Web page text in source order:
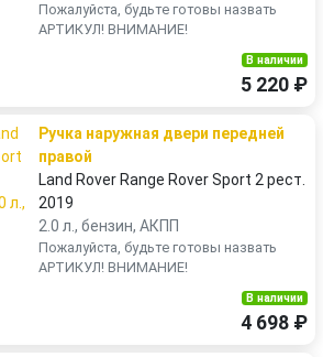
Пожалуйста, будьте готовы назвать
АРТИКУЛ! ВНИМАНИЕ!
В наличии
5 220 ₽
Ручка наружная двери передней
правой
Land Rover Range Rover Sport 2 рест.
2019
2.0 л., бензин, АКПП
Пожалуйста, будьте готовы назвать
АРТИКУЛ! ВНИМАНИЕ!
В наличии
4 698 ₽